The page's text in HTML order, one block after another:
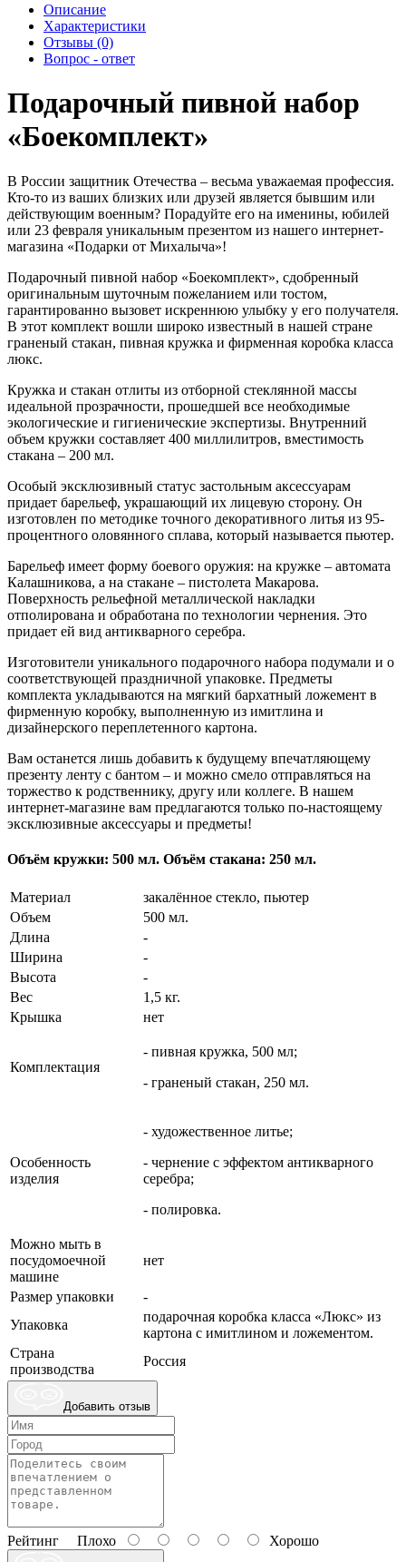
Описание
Характеристики
Отзывы (0)
Вопрос - ответ
Подарочный пивной набор
«Боекомплект»
В России защитник Отечества – весьма уважаемая профессия.
Кто-то из ваших близких или друзей является бывшим или
действующим военным? Порадуйте его на именины, юбилей
или 23 февраля уникальным презентом из нашего интернет-
магазина «Подарки от Михалыча»!
Подарочный пивной набор «Боекомплект», сдобренный
оригинальным шуточным пожеланием или тостом,
гарантированно вызовет искреннюю улыбку у его получателя.
В этот комплект вошли широко известный в нашей стране
граненый стакан, пивная кружка и фирменная коробка класса
люкс.
Кружка и стакан отлиты из отборной стеклянной массы
идеальной прозрачности, прошедшей все необходимые
экологические и гигиенические экспертизы. Внутренний
объем кружки составляет 400 миллилитров, вместимость
стакана – 200 мл.
Особый эксклюзивный статус застольным аксессуарам
придает барельеф, украшающий их лицевую сторону. Он
изготовлен по методике точного декоративного литья из 95-
процентного оловянного сплава, который называется пьютер.
Барельеф имеет форму боевого оружия: на кружке – автомата
Калашникова, а на стакане – пистолета Макарова.
Поверхность рельефной металлической накладки
отполирована и обработана по технологии чернения. Это
придает ей вид антикварного серебра.
Изготовители уникального подарочного набора подумали и о
соответствующей праздничной упаковке. Предметы
комплекта укладываются на мягкий бархатный ложемент в
фирменную коробку, выполненную из имитлина и
дизайнерского переплетенного картона.
Вам останется лишь добавить к будущему впечатляющему
презенту ленту с бантом – и можно смело отправляться на
торжество к родственнику, другу или коллеге. В нашем
интернет-магазине вам предлагаются только по-настоящему
эксклюзивные аксессуары и предметы!
Объём кружки: 500 мл. Объём стакана: 250 мл.
Материал
закалённое стекло, пьютер
Объем
500 мл.
Длина
-
Ширина
-
Высота
-
Вес
1,5 кг.
Крышка
нет
Комплектация
- пивная кружка, 500 мл;
- граненый стакан, 250 мл.
Особенность
изделия
- художественное литье;
- чернение с эффектом антикварного
серебра;
- полировка.
Можно мыть в
посудомоечной
машине
нет
Размер упаковки
-
Упаковка
подарочная коробка класса «Люкс» из
картона с имитлином и ложементом.
Страна
производства
Россия
Добавить отзыв
Рейтинг Плохо Хорошо